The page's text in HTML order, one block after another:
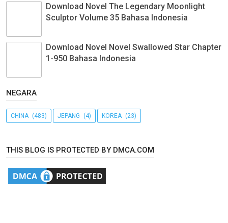
Download Novel The Legendary Moonlight
Sculptor Volume 35 Bahasa Indonesia
Download Novel Novel Swallowed Star Chapter
1-950 Bahasa Indonesia
NEGARA
CHINA (483) JEPANG (4) KOREA (23)
THIS BLOG IS PROTECTED BY DMCA.COM